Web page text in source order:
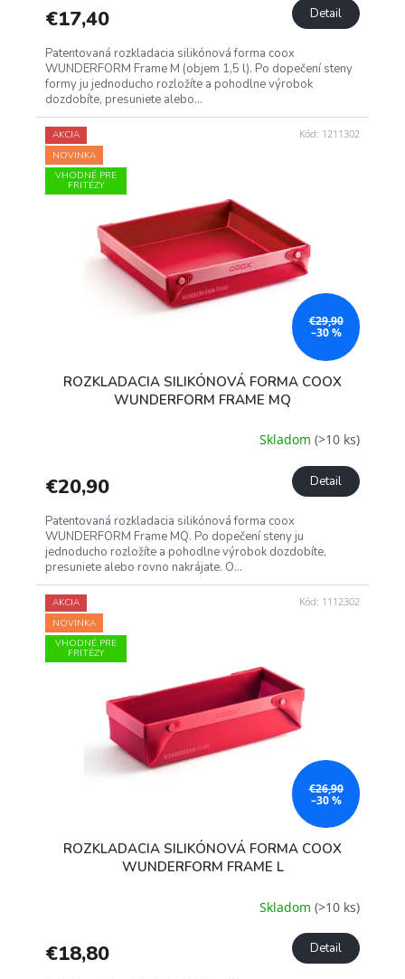
€17,40 Detail
Patentovaná rozkladacia silikónová forma coox
WUNDERFORM Frame M (objem 1,5 l). Po dopečení steny
formy ju jednoducho rozložíte a pohodlne výrobok
dozdobíte, presuniete alebo...
AKCIA
NOVINKA
VHODNÉ PRE
FRITÉZY
€29,90
–30 %
ROZKLADACIA SILIKÓNOVÁ FORMA COOX
WUNDERFORM FRAME MQ
Skladom (>10 ks)
€20,90 Detail
Patentovaná rozkladacia silikónová forma coox
WUNDERFORM Frame MQ. Po dopečení steny ju
jednoducho rozložíte a pohodlne výrobok dozdobíte,
presuniete alebo rovno nakrájate. O...
Kód: 1211302
AKCIA
NOVINKA
VHODNÉ PRE
FRITÉZY
€26,90
–30 %
ROZKLADACIA SILIKÓNOVÁ FORMA COOX
WUNDERFORM FRAME L
Skladom (>10 ks)
€18,80 Detail
Kód: 1112302